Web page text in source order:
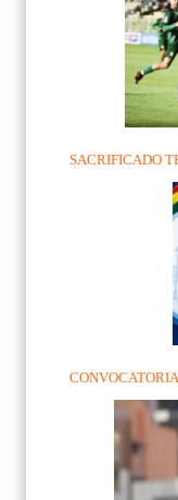
SACRIFICADO
CONVOCATORIA